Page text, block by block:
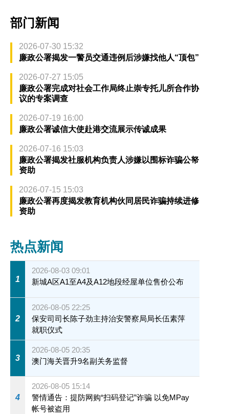
部门新闻
2026-07-30 15:32
廉政公署揭发一警员交通违例后涉嫌找他人“顶包”
2026-07-27 15:05
廉政公署完成对社会工作局终止崇专托儿所合作协
议的专案调查
2026-07-19 16:00
廉政公署诚信大使赴港交流展示传诚成果
2026-07-16 15:03
廉政公署揭发社服机构负责人涉嫌以围标诈骗公帑
资助
2026-07-15 15:03
廉政公署再度揭发教育机构伙同居民诈骗持续进修
资助
热点新闻
1
2026-08-03 09:01
新城A区A1至A4及A12地段经屋单位售价公布
2
2026-08-05 22:25
保安司司长陈子劲主持治安警察局局长伍素萍
就职仪式
3
2026-08-05 20:35
澳门海关晋升9名副关务监督
4
2026-08-05 15:14
警情通告：提防网购“扫码登记”诈骗 以免MPay
帐号被盗用